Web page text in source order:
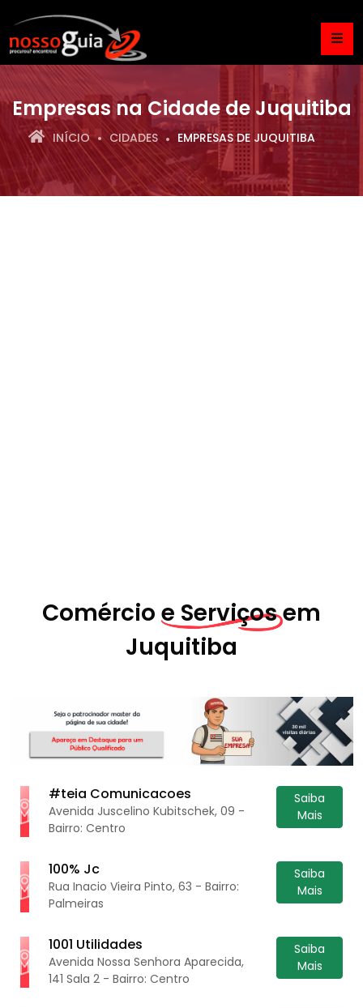
Empresas na Cidade de Juquitiba
INÍCIO CIDADES EMPRESAS DE JUQUITIBA
Comércio e Serviços em
Juquitiba
#teia Comunicacoes
Avenida Juscelino Kubitschek, 09 -
Bairro: Centro
Saiba
Mais
100% Jc
Rua Inacio Vieira Pinto, 63 - Bairro:
Palmeiras
Saiba
Mais
1001 Utilidades
Avenida Nossa Senhora Aparecida,
141 Sala 2 - Bairro: Centro
Saiba
Mais